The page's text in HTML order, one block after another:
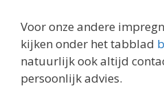
Voor onze andere
kijken onder het tabblad
natuurlijk ook altijd
persoonlijk advies.